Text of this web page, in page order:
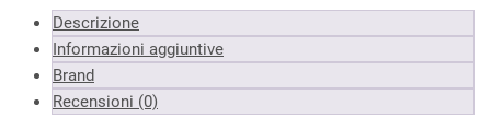
Descrizione
Informazioni aggiuntive
Brand
Recensioni (0)